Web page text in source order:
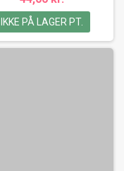
IKKE PÅ LAGER PT.